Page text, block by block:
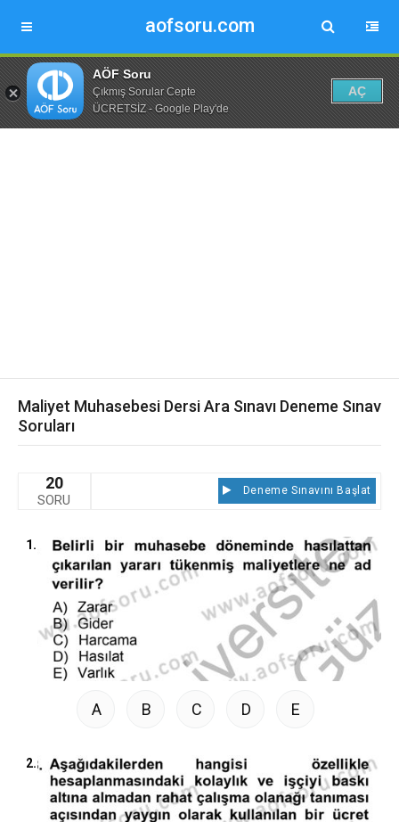
aofsoru.com
AÖF Soru
Çıkmış Sorular Cepte
ÜCRETSİZ - Google Play'de
AÇ
Maliyet Muhasebesi Dersi Ara Sınavı Deneme Sınav
Soruları
20
SORU
Deneme Sınavını Başlat
1.
A B C D E
2.